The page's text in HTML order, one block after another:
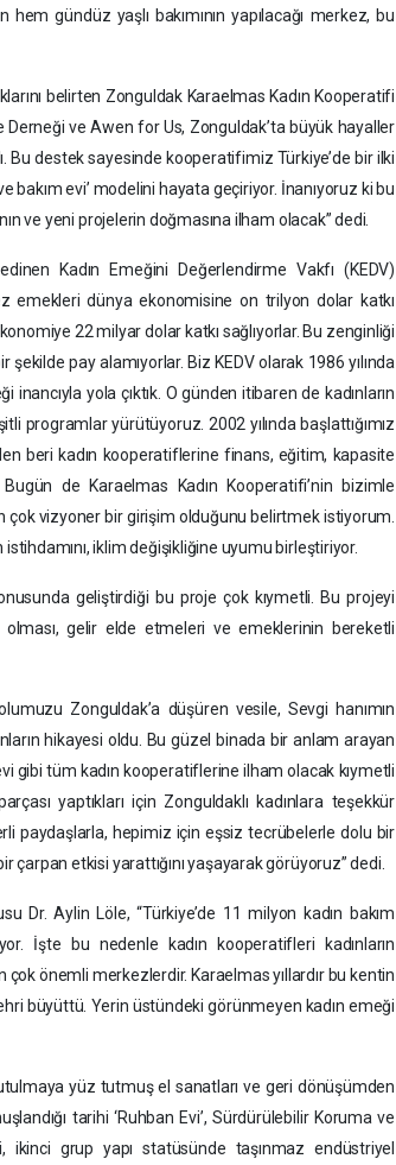
gündüz yaşlı bakımının yapılacağı merkez, bu
belirten Zonguldak Karaelmas Kadın Kooperatifi
Derneği ve Awen for Us, Zonguldak’ta büyük hayaller
Bu destek sayesinde kooperatifimiz Türkiye’de bir ilki
bakım evi’ modelini hayata geçiriyor. İnanıyoruz ki bu
ve yeni projelerin doğmasına ilham olacak” dedi.
Kadın Emeğini Değerlendirme Vakfı (KEDV)
emekleri dünya ekonomisine on trilyon dolar katkı
22 milyar dolar katkı sağlıyorlar. Bu zenginliği
pay alamıyorlar. Biz KEDV olarak 1986 yılında
yola çıktık. O günden itibaren de kadınların
programlar yürütüyoruz. 2002 yılında başlattığımız
beri kadın kooperatiflerine finans, eğitim, kapasite
de Karaelmas Kadın Kooperatifi’nin bizimle
çok vizyoner bir girişim olduğunu belirtmek istiyorum.
iklim değişikliğine uyumu birleştiriyor.
geliştirdiği bu proje çok kıymetli. Bu projeyi
olması, gelir elde etmeleri ve emeklerinin bereketli
Zonguldak’a düşüren vesile, Sevgi hanımın
hikayesi oldu. Bu güzel binada bir anlam arayan
gibi tüm kadın kooperatiflerine ilham olacak kıymetli
yaptıkları için Zonguldaklı kadınlara teşekkür
paydaşlarla, hepimiz için eşsiz tecrübelerle dolu bir
çarpan etkisi yarattığını yaşayarak görüyoruz” dedi.
Dr. Aylin Löle, “Türkiye’de 11 milyon kadın bakım
İşte bu nedenle kadın kooperatifleri kadınların
önemli merkezlerdir. Karaelmas yıllardır bu kentin
büyüttü. Yerin üstündeki görünmeyen kadın emeği
yüz tutmuş el sanatları ve geri dönüşümden
tarihi ‘Ruhban Evi’, Sürdürülebilir Koruma ve
ikinci grup yapı statüsünde taşınmaz endüstriyel